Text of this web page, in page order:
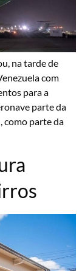
na tarde de
com
para a
parte da
como parte da